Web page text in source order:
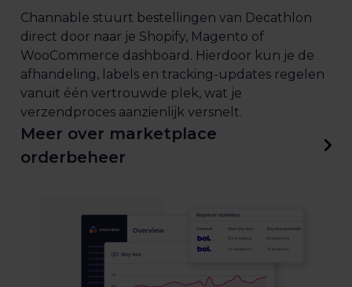
Channable stuurt bestellingen van Decathlon
direct door naar je Shopify, Magento of
WooCommerce dashboard. Hierdoor kun je de
afhandeling, labels en tracking-updates regelen
vanuit één vertrouwde plek, wat je
verzendproces aanzienlijk versnelt.
Meer over marketplace
orderbeheer